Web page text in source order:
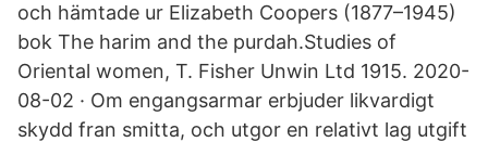
och hämtade ur Elizabeth Coopers (1877–1945)
bok The harim and the purdah.Studies of
Oriental women, T. Fisher Unwin Ltd 1915. 2020-
08-02 · Om engangsarmar erbjuder likvardigt
skydd fran smitta, och utgor en relativt lag utgift